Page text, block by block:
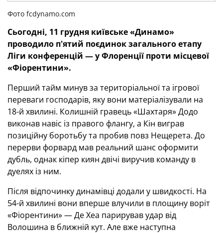
Фото fcdynamo.com
Сьогодні, 11 грудня київське «Динамо»
проводило п'ятий поєдинок загального етапу
Ліги конференцій — у Флоренції проти місцевої
«Фіорентини».
Перший тайм минув за територіальної та ігрової
переваги господарів, яку вони матеріалізували на
18-й хвилині. Колишній гравець «Шахтаря» Додо
виконав навіс із правого флангу, а Кін виграв
позиційну боротьбу та пробив повз Нещерета. До
перерви форвард мав реальний шанс оформити
дубль, однак кіпер киян двічі виручив команду в
дуелях із ним.
Після відпочинку динамівці додали у швидкості. На
54-й хвилині вони вперше влучили в площину воріт
«Фіорентини» — Де Хеа парирував удар від
Волошина в ближній кут. Але вже наступна